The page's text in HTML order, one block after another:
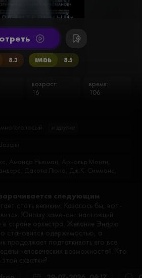
следующим
стать великим. Казалось бы, вот-
Юношу замечает настоящий
в стране оркестра. Желание Эндрю
становится одержимостью, а
продолжает подталкивать его все
человеческих возможностей. Кто
схватки?
8.3 IMDb 8.5
возраст:
16
время:
106
Аманда Ньюман, Арнольд Монти,
Дакота Люпо, Дж.К. Симмонс,
Дэймон Гаптон, Дэмиен Коутс, Жослин
Патил, Кики Леа Кэмпбелл, Кинэн
Хенсон, Кофи Сирибо, Крис Малки,
Майкл Коэн, Майлз Теллер, Макс
Мелисса Бенойст, Нат Лэнг,
Пол Райзер, Рожелио Дуглас мл.,
Тарик Лоу, Тони Бэйкер, Уэнди Ли,
Чарли Йен, Шай Голан, Шеннон